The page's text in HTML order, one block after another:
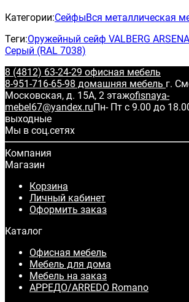
Категории:СейфыВся металлическая
Теги:Оружейный сейф VALBERG
Серый (RAL 7038)
8 (4812) 63-24-29 офисная мебель
8-951-716-65-98 домашняя мебель г.
Московская, д. 15А, 2 этажofisnaya-
mebel67@yandex.ruПн- Пт с 9.00 до
выходные
Мы в соц.сетях
Компания
Магазин
Корзина
Личный кабинет
Оформить заказ
Каталог
Офисная мебель
Мебель для дома
Мебель на заказ
АРРЕДО/ARREDO Romano